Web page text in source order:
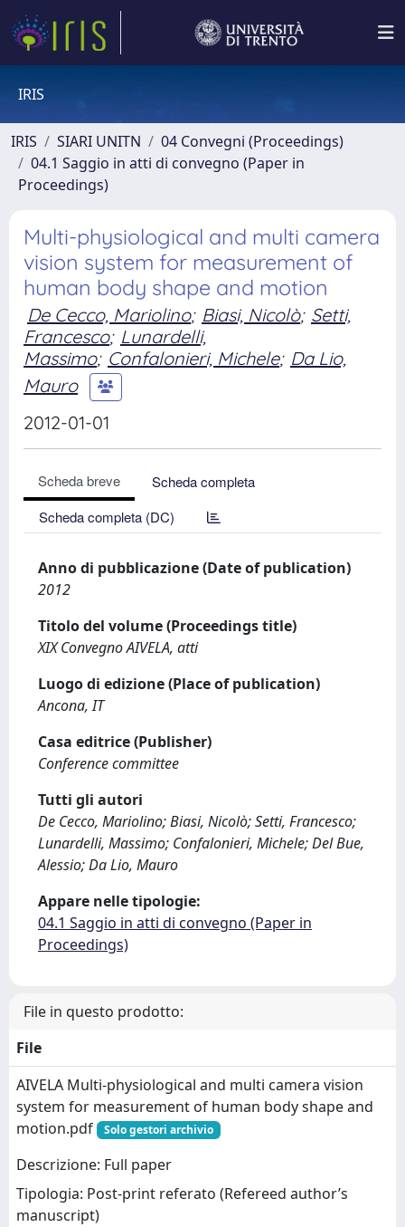
IRIS
IRIS SIARI UNITN
04 Convegni (Proceedings)
04.1 Saggio in atti di convegno (Paper in
Proceedings)
Multi-physiological and multi camera
vision system for measurement of
human body shape and motion
De Cecco, Mariolino; Biasi, Nicolò; Setti,
Francesco; Lunardelli,
Massimo; Confalonieri, Michele; Da Lio,
Mauro
2012-01-01
Scheda breve
Scheda completa
Scheda completa (DC)
Anno di pubblicazione (Date of publication)
2012
Titolo del volume (Proceedings title)
XIX Convegno AIVELA, atti
Luogo di edizione (Place of publication)
Ancona, IT
Casa editrice (Publisher)
Conference committee
Tutti gli autori
De Cecco, Mariolino; Biasi, Nicolò; Setti, Francesco;
Lunardelli, Massimo; Confalonieri, Michele; Del Bue,
Alessio; Da Lio, Mauro
Appare nelle tipologie:
04.1 Saggio in atti di convegno (Paper in
Proceedings)
File in questo prodotto:
File
AIVELA Multi-physiological and multi camera vision
system for measurement of human body shape and
motion.pdf
Solo gestori archivio
Descrizione: Full paper
Tipologia: Post-print referato (Refereed author’s
manuscript)